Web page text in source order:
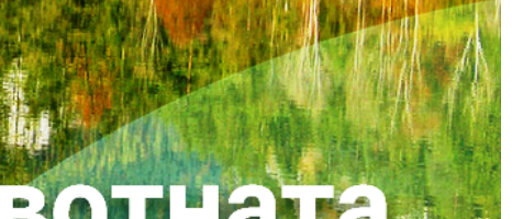
Изјава за пристапност